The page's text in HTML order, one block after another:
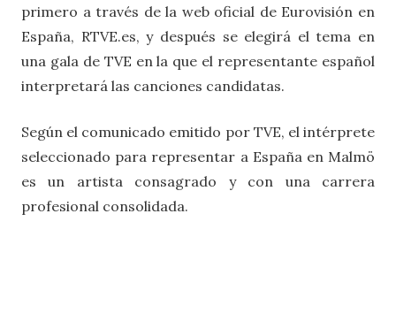
primero a través de la web oficial de Eurovisión en
España, RTVE.es, y después se elegirá el tema en
una gala de TVE en la que el representante español
interpretará las canciones candidatas.
Según el comunicado emitido por TVE, el intérprete
seleccionado para representar a España en Malmö
es un artista consagrado y con una carrera
profesional consolidada.